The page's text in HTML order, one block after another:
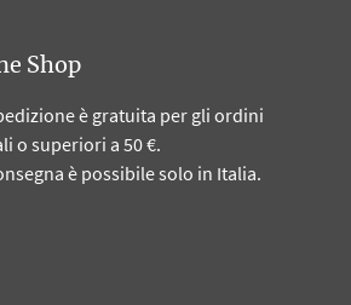
Shop
è gratuita per gli ordini
o superiori a 50 €.
è possibile solo in Italia.